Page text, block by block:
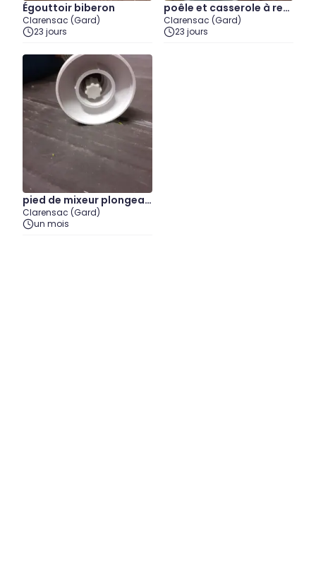
Égouttoir biberon
Clarensac (Gard)
23 jours
poêle et casserole à rec
ycler
Clarensac (Gard)
23 jours
pied de mixeur plongean
t
Clarensac (Gard)
un mois